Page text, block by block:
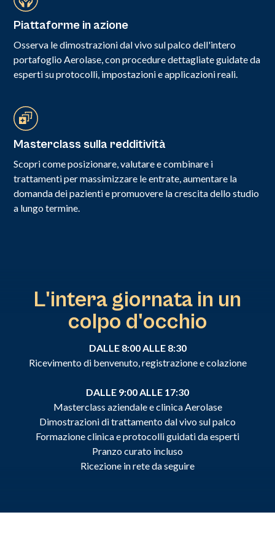
Piattaforme in azione
Osserva le dimostrazioni dal vivo sul palco dell'intero
portafoglio Aerolase, con procedure dettagliate guidate da
esperti su protocolli, impostazioni e applicazioni reali.
Masterclass sulla redditività
Scopri come posizionare, valutare e combinare i
trattamenti per massimizzare le entrate, aumentare la
domanda dei pazienti e promuovere la crescita dello studio
a lungo termine.
L'intera giornata in un
colpo d'occhio
DALLE 8:00 ALLE 8:30
Ricevimento di benvenuto, registrazione e colazione
DALLE 9:00 ALLE 17:30
Masterclass aziendale e clinica Aerolase
Dimostrazioni di trattamento dal vivo sul palco
Formazione clinica e protocolli guidati da esperti
Pranzo curato incluso
Ricezione in rete da seguire